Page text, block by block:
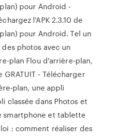
pour Android -
l'APK 2.3.10 de
pour Android. Tel un
photos avec un
plan Flou d'arrière-plan,
- Télécharger
plan, une appli
classée dans Photos et
smartphone et tablette
: comment réaliser des